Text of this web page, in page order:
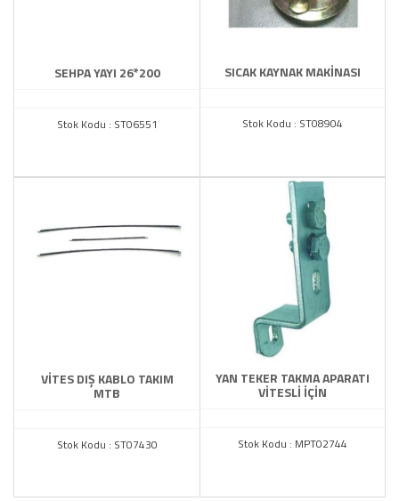
SEHPA YAYI 26*200
Stok Kodu : ST06551
SICAK KAYNAK MAKİNASI
Stok Kodu : ST08904
VİTES DIŞ KABLO TAKIM
MTB
Stok Kodu : ST07430
YAN TEKER TAKMA APARATI
VİTESLİ İÇİN
Stok Kodu : MPT02744